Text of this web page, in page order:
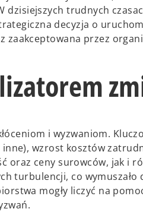
dzisiejszych trudnych
decyzja o
przez
i wyzwaniom.
wzrost kosztów
oraz ceny surowców, jak i
turbulencji, co wymuszało
mogły liczyć na